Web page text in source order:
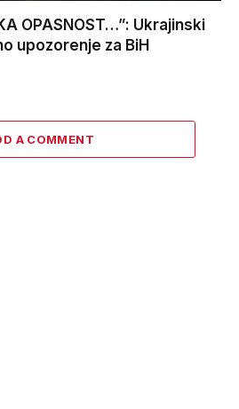
OPASNOST…”: Ukrajinski
upozorenje za BiH
A COMMENT